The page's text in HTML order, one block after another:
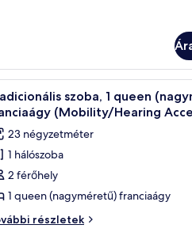
a városra nyílik kilátás.
ágy, egy íróasztal, egy szék, egy
Egy
7
szoba, 1 queen
(Mobility/Hearing
23 négyzetméter
1 hálószoba
2 férőhely
1 queen (nagyméretű) franciaágy
részletek